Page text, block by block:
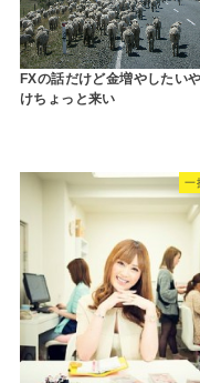
FXの話だけど金増やしたい
けちょっと来い
一